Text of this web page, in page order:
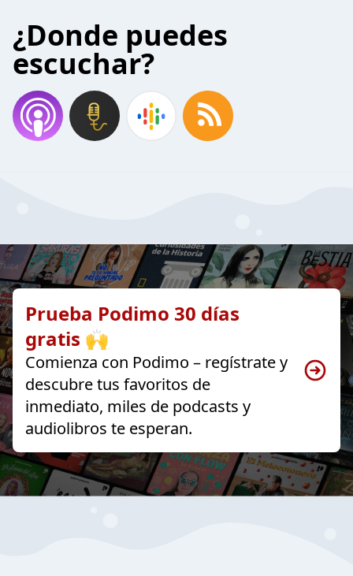
¿Donde puedes
escuchar?
Prueba Podimo 30 días
gratis 🙌
Comienza con Podimo – regístrate y
descubre tus favoritos de
inmediato, miles de podcasts y
audiolibros te esperan.